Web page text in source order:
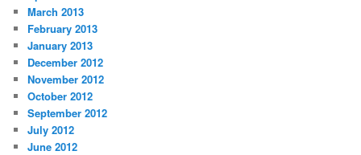
March 2013
February 2013
January 2013
December 2012
November 2012
October 2012
September 2012
July 2012
June 2012